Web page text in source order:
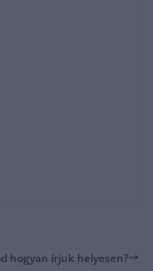
hogyan írjuk helyesen?